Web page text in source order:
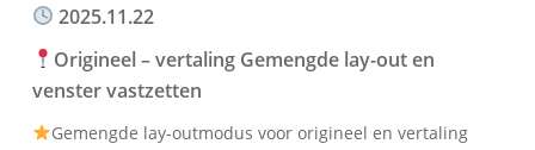
2025.11.22
Origineel – vertaling Gemengde lay-out en
venster vastzetten
Gemengde lay-outmodus voor origineel en vertaling